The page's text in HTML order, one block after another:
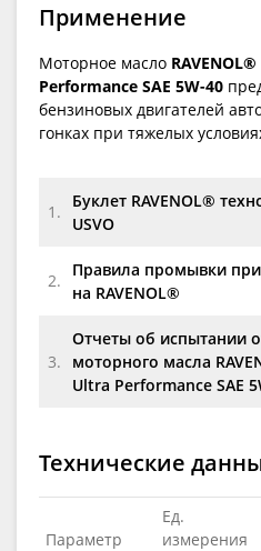
Применение
Моторное масло
Performance SAE 5W-40
бензиновых двигателей
гонках при тяжелых
1.
Буклет RAVENOL®
USVO
2.
Правила промывки
на RAVENOL®
3.
Отчеты об испытании
моторного масла
Ultra Performance SAE
Технические
Параметр
Ед.
измерения